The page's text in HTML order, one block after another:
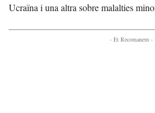
Ucraïna i una altra sobre malalties
- Et Recomanem -